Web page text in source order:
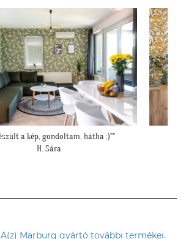
"Elkészültünk, szuper lett. :)"
R. Viktória
A(z) Marburg gyártó további termékei.